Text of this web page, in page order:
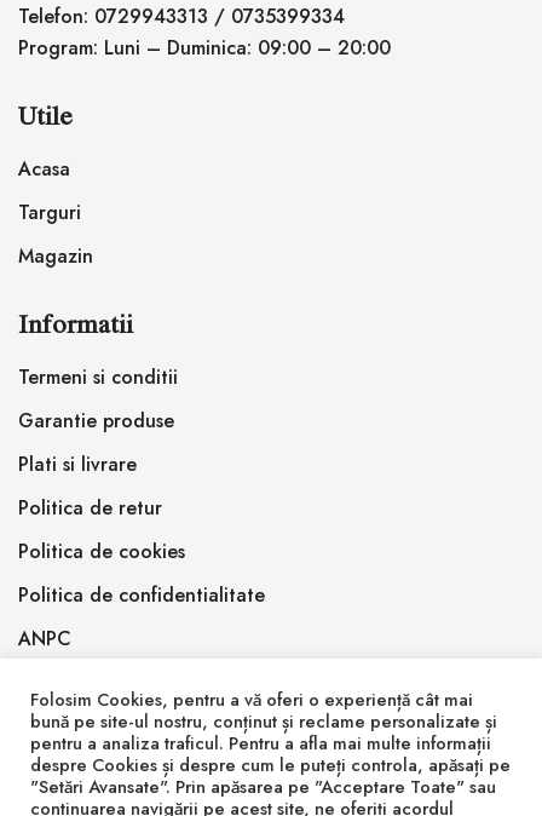
Telefon: 0729943313 / 0735399334
Program: Luni – Duminica: 09:00 – 20:00
Utile
Acasa
Targuri
Magazin
Informatii
Termeni si conditii
Garantie produse
Plati si livrare
Politica de retur
Politica de cookies
Politica de confidentialitate
ANPC
© 2026 Inlemnit Epoxy Design SRL
Folosim Cookies, pentru a vă oferi o experiență cât mai
bună pe site-ul nostru, conținut și reclame personalizate și
pentru a analiza traficul. Pentru a afla mai multe informații
despre Cookies și despre cum le puteți controla, apăsați pe
"Setări Avansate". Prin apăsarea pe "Acceptare Toate" sau
continuarea navigării pe acest site, ne oferiți acordul